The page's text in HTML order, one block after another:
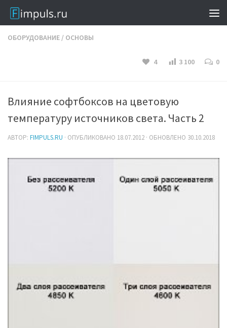
ОБОРУДОВАНИЕ / ОСНОВЫ
0
3 100
4
Влияние софтбоксов на цветовую
температуру источников света. Часть 2
АВТОР: FIMPULS.RU · ОПУБЛИКОВАНО 18.07.2012 · ОБНОВЛЕНО 30.10.2018